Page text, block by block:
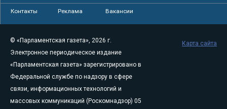
Контакты Реклама Вакансии
© «Парламентская газета», 2026 г.
Электронное периодическое издание
«Парламентская газета» зарегистрировано в
Федеральной службе по надзору в сфере
связи, информационных технологий и
массовых коммуникаций (Роскомнадзор) 05
Карта сайта